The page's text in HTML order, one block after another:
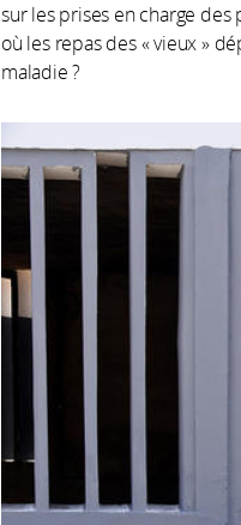
sur les prises en charge
où les repas des « vieux »
maladie ?